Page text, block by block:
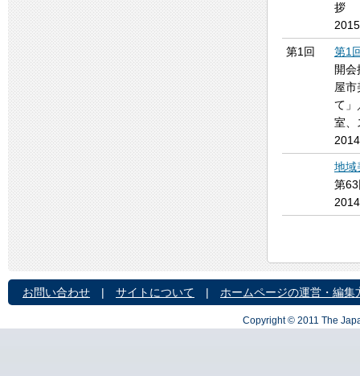
拶
第1回
第1
開会
屋市
て」
室、
地
第
お問い合わせ | サイトについて | ホームページの運営・編集
Copyright © 2011 The